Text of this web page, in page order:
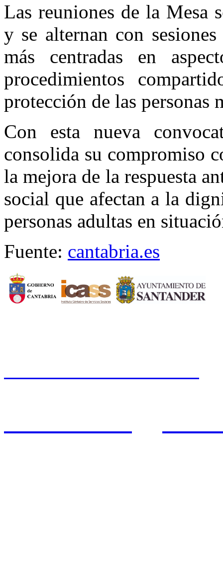
Las reuniones de la Mesa
y se alternan con
más centradas en
procedimientos
protección de las personas
Con esta nueva
consolida su compromiso
la mejora de la respuesta
social que afectan a la
personas adultas en
Fuente: cantabria.es